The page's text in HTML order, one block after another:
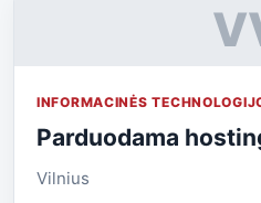
INFORMACINĖS
Parduodama
Vilnius